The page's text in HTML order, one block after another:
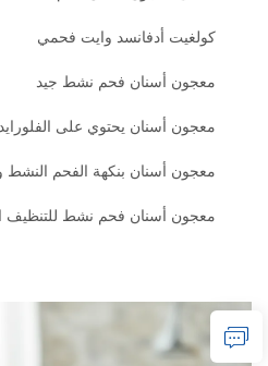
كولغيت أدفانسد وايت فحمي
معجون أسنان فحم نشط جيد
معجون أسنان يحتوي على
معجون أسنان بنكهة الفحم النشط
معجون أسنان فحم نشط للتنظيف